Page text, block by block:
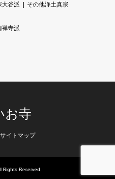
大谷派
その他浄土真宗
禅寺派
お寺
サイトマップ
Rights Reserved.